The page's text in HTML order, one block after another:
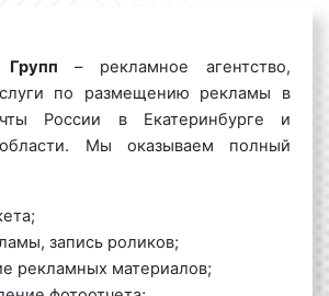
– рекламное агентство,
по размещению рекламы в
России в Екатеринбурге и
Мы оказываем полный
запись роликов;
рекламных материалов;